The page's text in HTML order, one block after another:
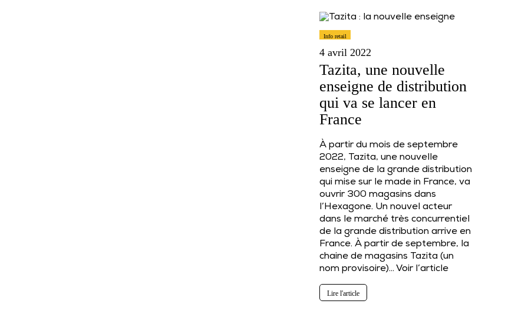
Info retail
4 avril 2022
Tazita, une nouvelle
enseigne de distribution
qui va se lancer en
France
À partir du mois de septembre
2022, Tazita, une nouvelle
enseigne de la grande distribution
qui mise sur le made in France, va
ouvrir 300 magasins dans
l’Hexagone. Un nouvel acteur
dans le marché très concurrentiel
de la grande distribution arrive en
France. À partir de septembre, la
chaine de magasins Tazita (un
nom provisoire)… Voir l’article
Lire l'article